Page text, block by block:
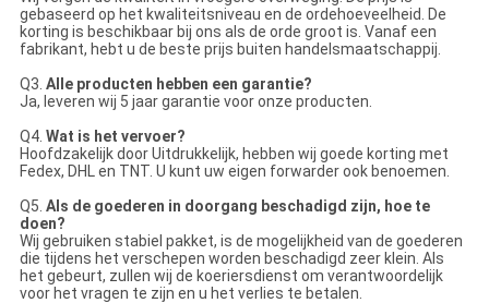
gebaseerd op het kwaliteitsniveau en de ordehoeveelheid. De
korting is beschikbaar bij ons als de orde groot is. Vanaf een
fabrikant, hebt u de beste prijs buiten handelsmaatschappij.
Q3. Alle producten hebben een garantie?
Ja, leveren wij 5 jaar garantie voor onze producten.
Q4. Wat is het vervoer?
Hoofdzakelijk door Uitdrukkelijk, hebben wij goede korting met
Fedex, DHL en TNT. U kunt uw eigen forwarder ook benoemen.
Q5. Als de goederen in doorgang beschadigd zijn, hoe te
doen?
Wij gebruiken stabiel pakket, is de mogelijkheid van de goederen
die tijdens het verschepen worden beschadigd zeer klein. Als
het gebeurt, zullen wij de koeriersdienst om verantwoordelijk
voor het vragen te zijn en u het verlies te betalen.